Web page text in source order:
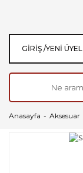
GIRIŞ /YENI
Anasayfa Aksesuar